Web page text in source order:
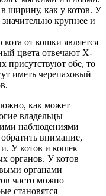
ширину, как у котов. У
крупнее и
от кошки является
цвета отвечают Х-
обе, то
иметь черепаховый
как может
владельцы
наблюдениями
внимание,
У котов и кошек
органов. У котов
органами
часто можно
становятся